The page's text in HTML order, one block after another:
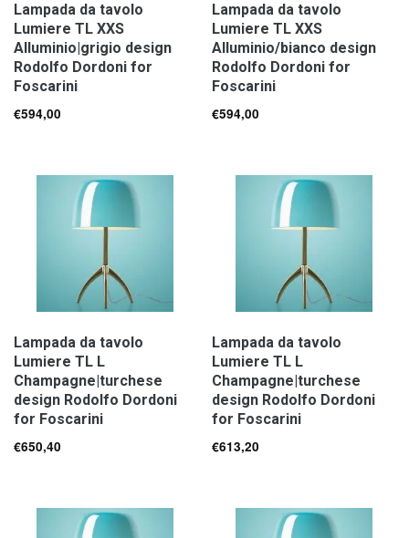
Lampada da tavolo
Lumiere TL XXS
Alluminio|grigio design
Rodolfo Dordoni for
Foscarini
€594,00
Lampada da tavolo
Lumiere TL XXS
Alluminio/bianco design
Rodolfo Dordoni for
Foscarini
€594,00
Lampada da tavolo
Lumiere TL L
Champagne|turchese
design Rodolfo Dordoni
for Foscarini
€650,40
Lampada da tavolo
Lumiere TL L
Champagne|turchese
design Rodolfo Dordoni
for Foscarini
€613,20